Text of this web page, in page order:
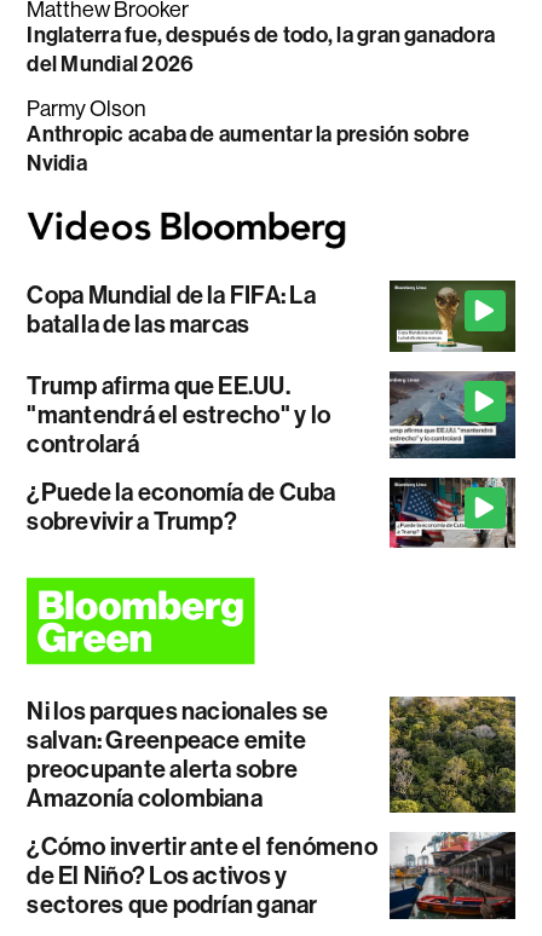
Matthew Brooker
Inglaterra fue, después de todo, la gran ganadora
del Mundial 2026
Parmy Olson
Anthropic acaba de aumentar la presión sobre
Nvidia
Copa Mundial de la FIFA: La
batalla de las marcas
Trump afirma que EE.UU.
"mantendrá el estrecho" y lo
controlará
¿Puede la economía de Cuba
sobrevivir a Trump?
Ni los parques nacionales se
salvan: Greenpeace emite
preocupante alerta sobre
Amazonía colombiana
¿Cómo invertir ante el fenómeno
de El Niño? Los activos y
sectores que podrían ganar